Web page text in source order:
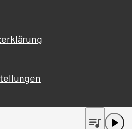
play_arrow
queue_music